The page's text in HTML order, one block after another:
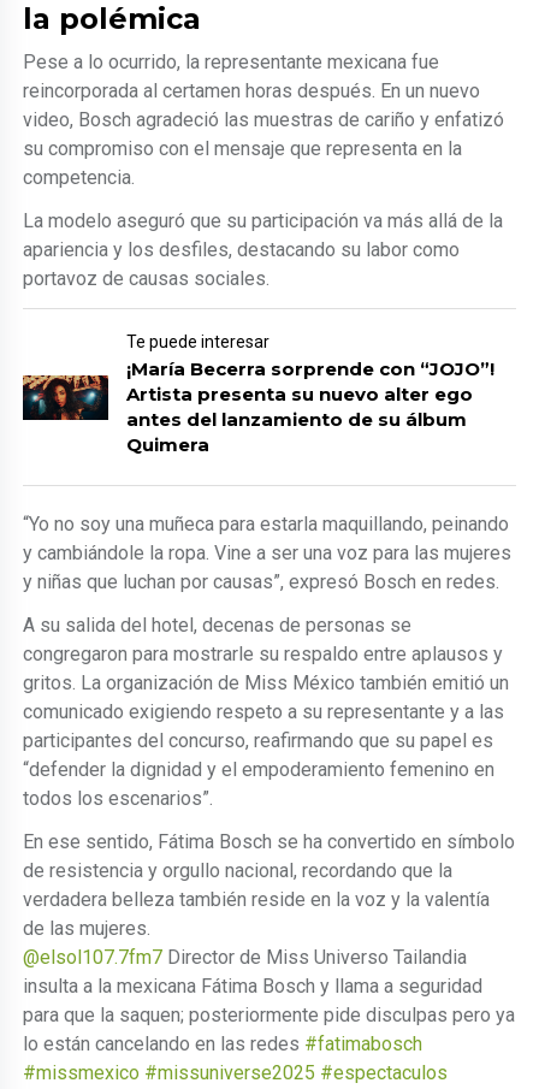
la polémica
Pese a lo ocurrido, la representante mexicana fue
reincorporada al certamen horas después. En un nuevo
video, Bosch agradeció las muestras de cariño y enfatizó
su compromiso con el mensaje que representa en la
competencia.
La modelo aseguró que su participación va más allá de la
apariencia y los desfiles, destacando su labor como
portavoz de causas sociales.
Te puede interesar
¡María Becerra sorprende con “JOJO”!
Artista presenta su nuevo alter ego
antes del lanzamiento de su álbum
Quimera
“Yo no soy una muñeca para estarla maquillando, peinando
y cambiándole la ropa. Vine a ser una voz para las mujeres
y niñas que luchan por causas”, expresó Bosch en redes.
A su salida del hotel, decenas de personas se
congregaron para mostrarle su respaldo entre aplausos y
gritos. La organización de Miss México también emitió un
comunicado exigiendo respeto a su representante y a las
participantes del concurso, reafirmando que su papel es
“defender la dignidad y el empoderamiento femenino en
todos los escenarios”.
En ese sentido, Fátima Bosch se ha convertido en símbolo
de resistencia y orgullo nacional, recordando que la
verdadera belleza también reside en la voz y la valentía
de las mujeres.
@elsol107.7fm7 Director de Miss Universo Tailandia
insulta a la mexicana Fátima Bosch y llama a seguridad
para que la saquen; posteriormente pide disculpas pero ya
lo están cancelando en las redes #fatimabosch
#missmexico #missuniverse2025 #espectaculos